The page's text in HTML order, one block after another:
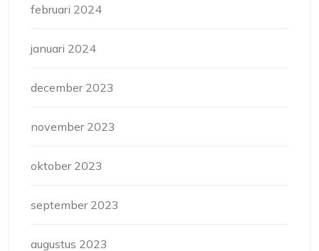
februari 2024
januari 2024
december 2023
november 2023
oktober 2023
september 2023
augustus 2023